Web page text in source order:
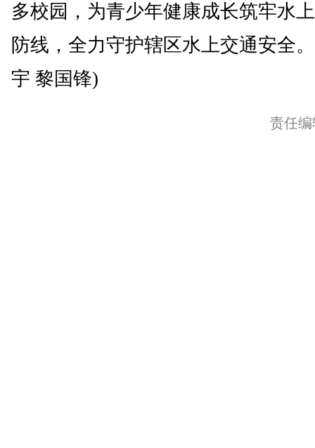
多校园，为青少年健康成长筑牢水
防线，全力守护辖区水上交通安全
宇 黎国锋)
责任